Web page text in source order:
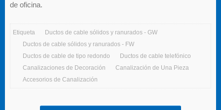
de oficina.
Etiqueta
Ductos de cable sólidos y ranurados - GW
Ductos de cable sólidos y ranurados - FW
Ductos de cable de tipo redondo
Ductos de cable telefónico
Canalizaciones de Decoración
Canalización de Una Pieza
Accesorios de Canalización